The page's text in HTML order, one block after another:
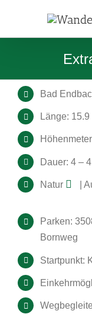
Bad
Länge: 15.9
Dauer: 4 –
Natur |
Parken:
Bornweg
Startpunkt: